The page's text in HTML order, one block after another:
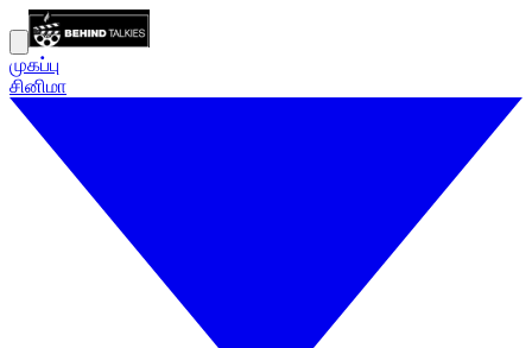
முகப்பு
சினிமா